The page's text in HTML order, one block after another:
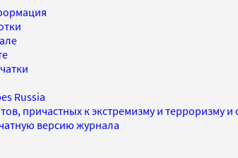
Russia
причастных к экстремизму и терроризму
версию журнала